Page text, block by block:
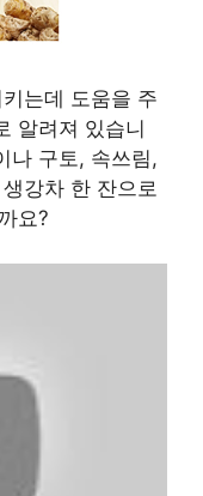
는데 도움을 주
알려져 있습니
나 구토, 속쓰림,
강차 한 잔으로
요?